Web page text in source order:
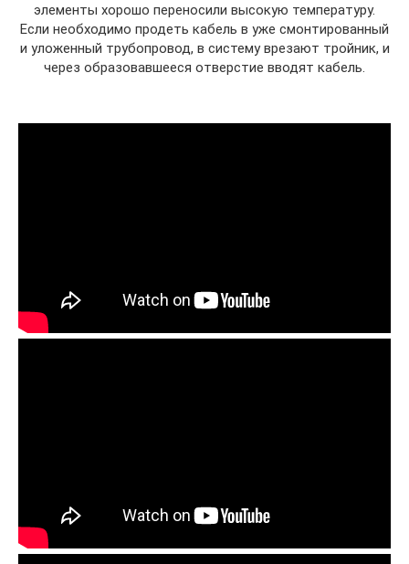
элементы хорошо переносили высокую температуру.
Если необходимо продеть кабель в уже смонтированный
и уложенный трубопровод, в систему врезают тройник, и
через образовавшееся отверстие вводят кабель.